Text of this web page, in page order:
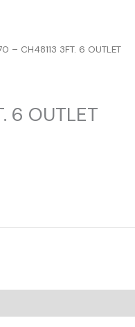
– CH48113 3FT. 6 OUTLET
6 OUTLET